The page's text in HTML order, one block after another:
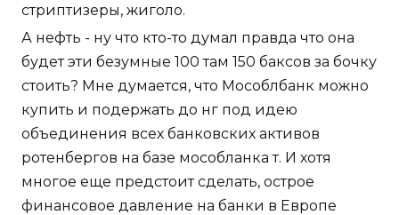
стриптизеры, жиголо.
А нефть - ну что кто-то думал правда что она
будет эти безумные 100 там 150 баксов за бочку
стоить? Мне думается, что Мособлбанк можно
купить и подержать до нг под идею
объединения всех банковских активов
ротенбергов на базе мособланка т. И хотя
многое еще предстоит сделать, острое
финансовое давление на банки в Европе